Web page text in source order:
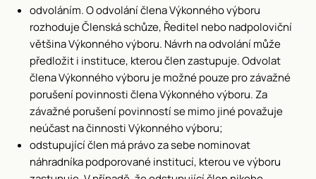
odvoláním. O odvolání člena Výkonného výboru
rozhoduje Členská schůze, Ředitel nebo nadpoloviční
většina Výkonného výboru. Návrh na odvolání může
předložit i instituce, kterou člen zastupuje. Odvolat
člena Výkonného výboru je možné pouze pro závažné
porušení povinnosti člena Výkonného výboru. Za
závažné porušení povinností se mimo jiné považuje
neúčast na činnosti Výkonného výboru;
odstupující člen má právo za sebe nominovat
náhradníka podporované institucí, kterou ve výboru